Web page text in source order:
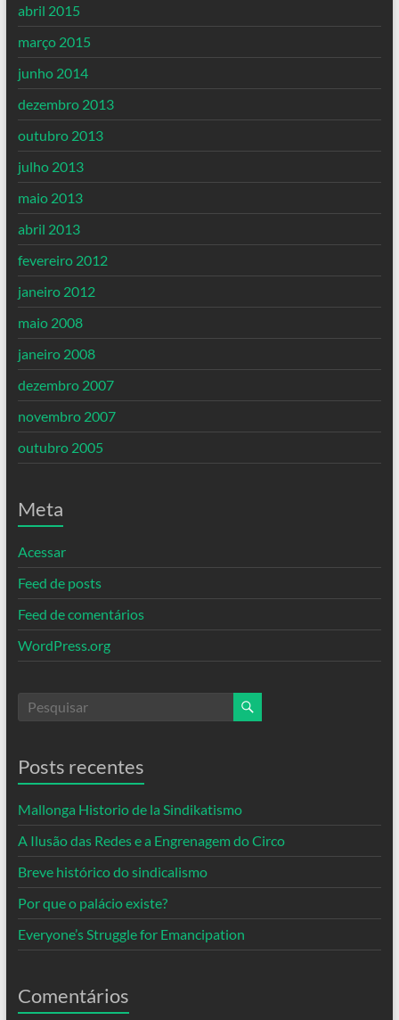
abril 2015
março 2015
junho 2014
dezembro 2013
outubro 2013
julho 2013
maio 2013
abril 2013
fevereiro 2012
janeiro 2012
maio 2008
janeiro 2008
dezembro 2007
novembro 2007
outubro 2005
Meta
Acessar
Feed de posts
Feed de comentários
WordPress.org
Posts recentes
Mallonga Historio de la Sindikatismo
A Ilusão das Redes e a Engrenagem do Circo
Breve histórico do sindicalismo
Por que o palácio existe?
Everyone’s Struggle for Emancipation
Comentários